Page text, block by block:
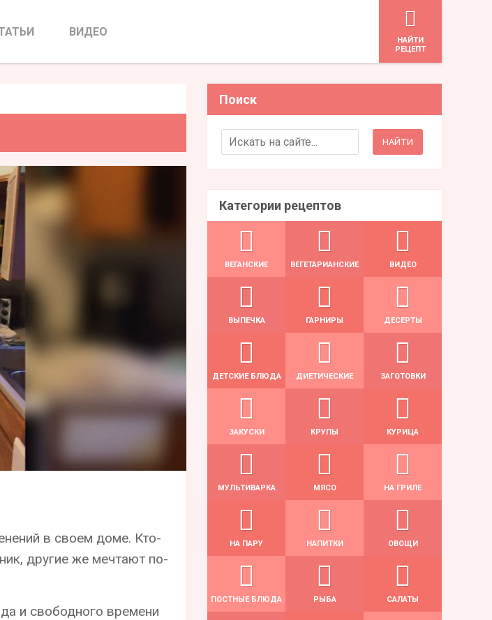
ВИДЕО
HАЙТИ
РЕЦЕПТ
в своем доме. Кто-
другие же мечтают по-
и свободного времени
Поиск
Search for:
Категории рецептов
ВЕГАНСКИЕ ВЕГЕТАРИАНСКИЕ ВИДЕО
ВЫПЕЧКА ГАРНИРЫ ДЕСЕРТЫ
ДЕТСКИЕ БЛЮДА ДИЕТИЧЕСКИЕ ЗАГОТОВКИ
ЗАКУСКИ КРУПЫ КУРИЦА
МУЛЬТИВАРКА МЯСО НА ГРИЛЕ
НА ПАРУ НАПИТКИ ОВОЩИ
ПОСТНЫЕ БЛЮДА РЫБА САЛАТЫ